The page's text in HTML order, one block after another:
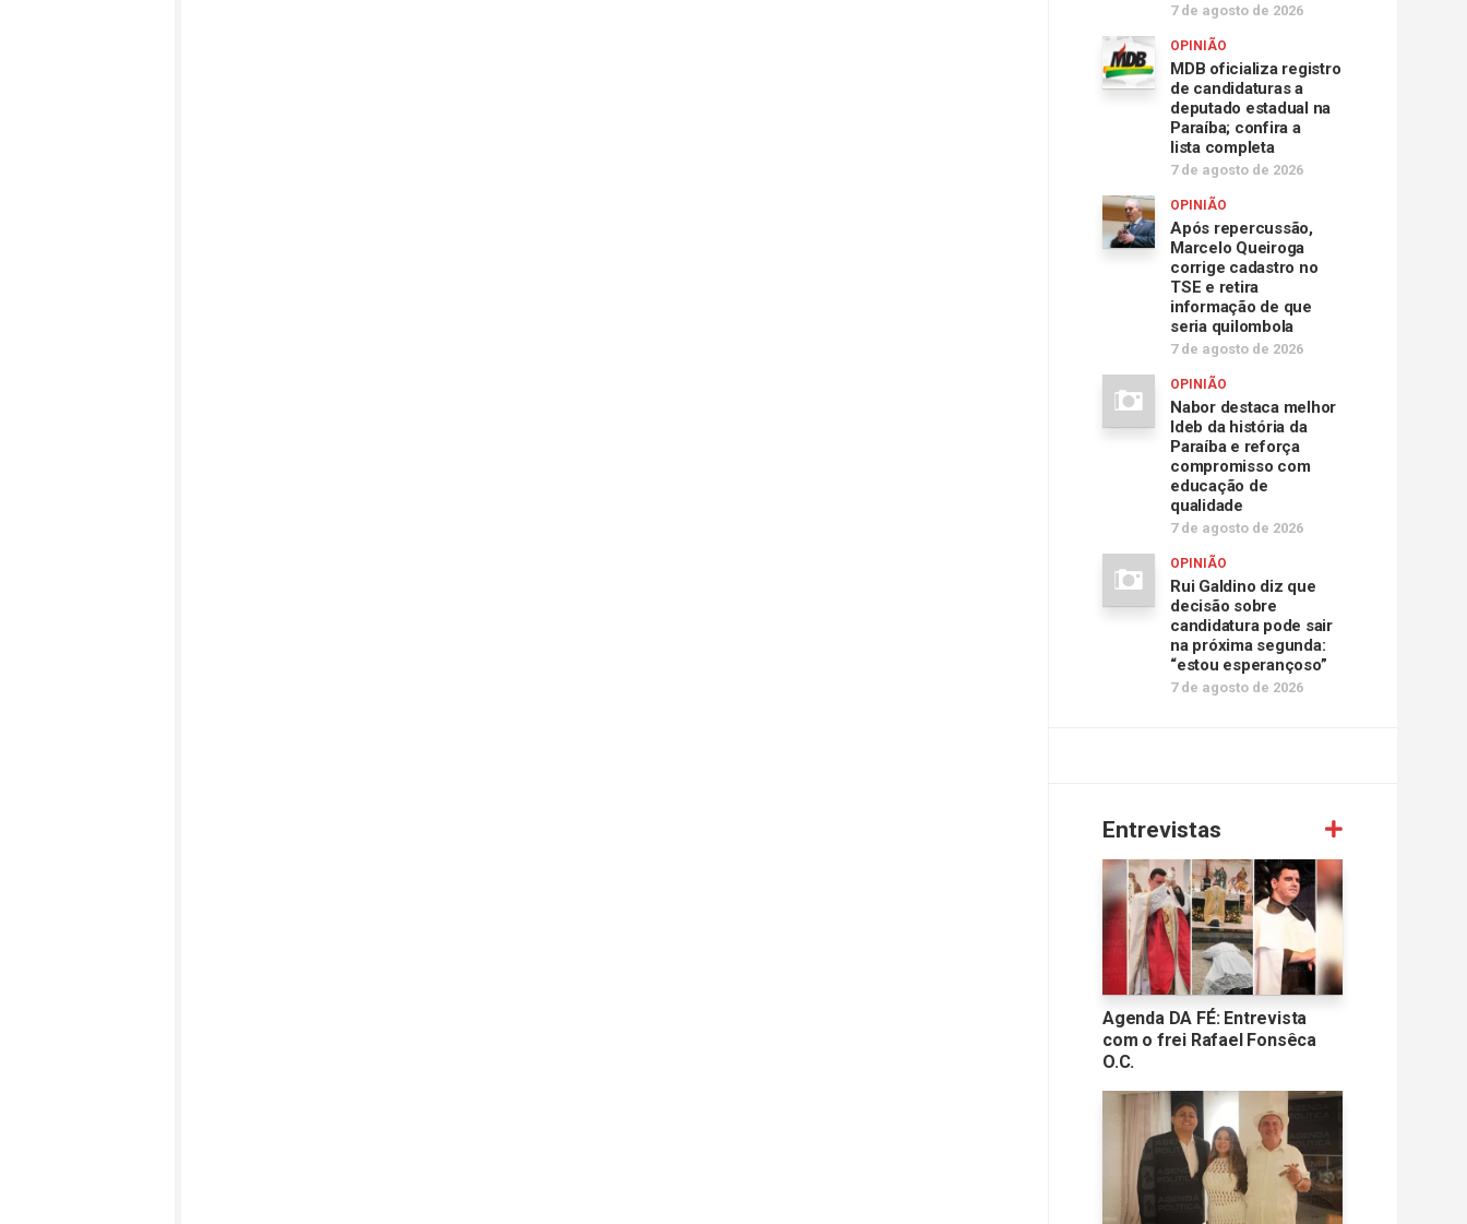
7 de agosto de 2026
OPINIÃO
MDB oficializa registro
de candidaturas a
deputado estadual na
Paraíba; confira a
lista completa
7 de agosto de 2026
OPINIÃO
Após repercussão,
Marcelo Queiroga
corrige cadastro no
TSE e retira
informação de que
seria quilombola
7 de agosto de 2026
OPINIÃO
Nabor destaca melhor
Ideb da história da
Paraíba e reforça
compromisso com
educação de
qualidade
7 de agosto de 2026
OPINIÃO
Rui Galdino diz que
decisão sobre
candidatura pode sair
na próxima segunda:
“estou esperançoso”
7 de agosto de 2026
Entrevistas
Agenda DA FÉ: Entrevista
com o frei Rafael Fonsêca
O.C.